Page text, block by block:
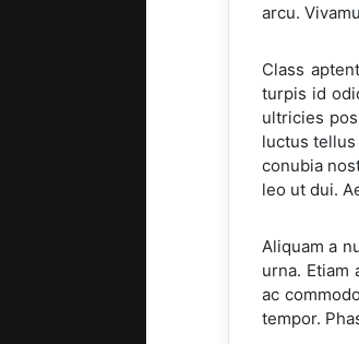
arcu.
Class
turpis id
ultricies
luctus
conubia
leo ut dui.
Aliquam a
urna. Etiam
ac
tempor.